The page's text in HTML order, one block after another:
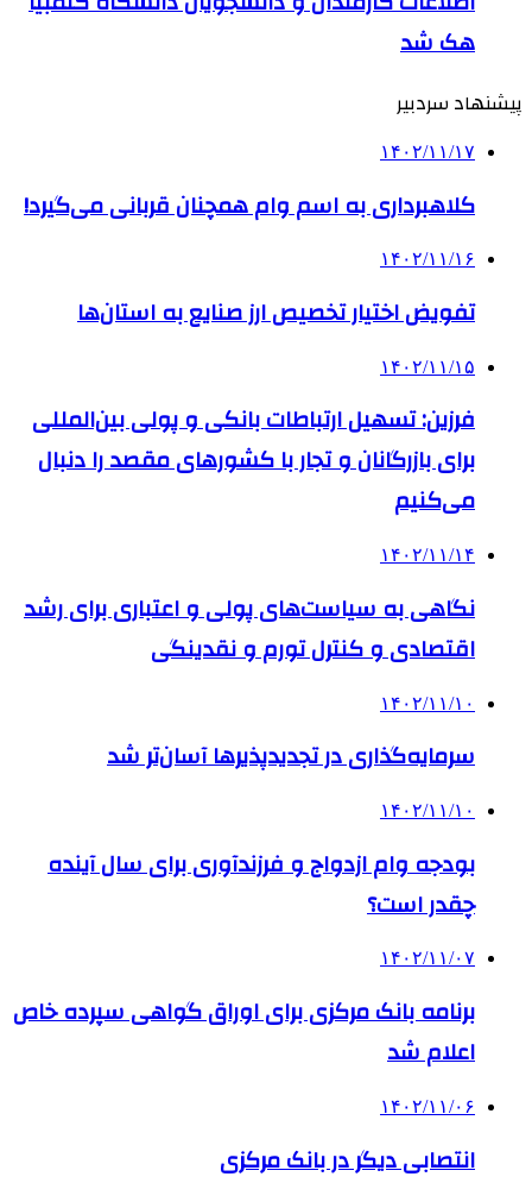
هک شد
پیشنهاد سردبیر
۱۴۰۲/۱۱/۱۷
کلاهبرداری به اسم وام‌ همچنان قربانی می‌گیرد!
۱۴۰۲/۱۱/۱۶
تفویض اختیار تخصیص ارز صنایع به استان‌ها
۱۴۰۲/۱۱/۱۵
فرزین: تسهیل ارتباطات بانکی و پولی بین‌المللی
برای بازرگانان و تجار با کشورهای مقصد را دنبال
می‌کنیم
۱۴۰۲/۱۱/۱۴
نگاهی به سیاست‌های پولی و اعتباری برای رشد
اقتصادی و کنترل تورم و نقدینگی
۱۴۰۲/۱۱/۱۰
سرمایه‌گذاری در تجدیدپذیرها آسان‌تر شد
۱۴۰۲/۱۱/۱۰
بودجه وام ازدواج و فرزندآوری برای سال آینده
چقدر است؟
۱۴۰۲/۱۱/۰۷
برنامه بانک مرکزی برای اوراق گواهی سپرده خاص
اعلام شد
۱۴۰۲/۱۱/۰۶
انتصابی دیگر در بانک مرکزی